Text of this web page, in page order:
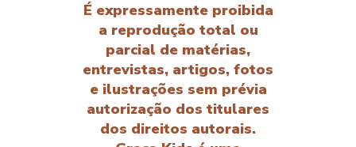
É expressamente proibida
a reprodução total ou
parcial de matérias,
entrevistas, artigos, fotos
e ilustrações sem prévia
autorização dos titulares
dos direitos autorais.